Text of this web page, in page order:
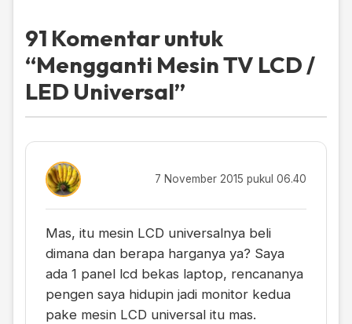
91 Komentar untuk
“Mengganti Mesin TV LCD /
LED Universal”
7 November 2015 pukul 06.40
Mas, itu mesin LCD universalnya beli
dimana dan berapa harganya ya? Saya
ada 1 panel lcd bekas laptop, rencananya
pengen saya hidupin jadi monitor kedua
pake mesin LCD universal itu mas.